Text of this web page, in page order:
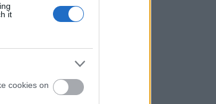
it
cookies on
ΕΛΑΣ: «Βιομηχανία κοροϊδίας από τον
κ. Μητσοτάκη»
εκταμιεύσεων
17:55
Χρηματιστήριο: Αντίρροπες δυνάμεις
και νέα υποχώρηση για τον Γενικό